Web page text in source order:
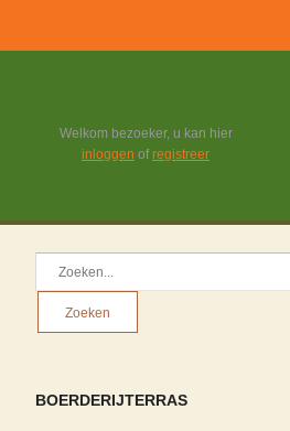
Welkom bezoeker, u kan hier
inloggen ofregistreer
BOERDERIJTERRAS